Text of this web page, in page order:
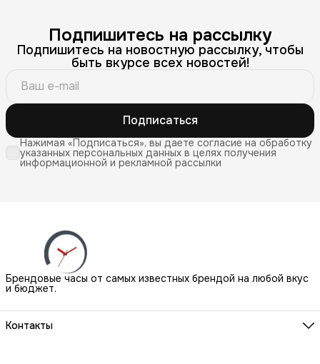
Подпишитесь на рассылку
Подпишитесь на новостную рассылку, чтобы
быть вкурсе всех новостей!
Подписаться
Нажимая «Подписаться», вы даете согласие на обработку
указанных персональных данных в целях получения
информационной и рекламной рассылки
Брендовые часы от самых известных брендой на любой вкус
и бюджет.
Контакты